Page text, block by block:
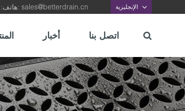
هاتف: +86-576-87422105, بريد الالكتروني: sales@betterdrain.cn الإنجليزية
أخبار اتصل بنا